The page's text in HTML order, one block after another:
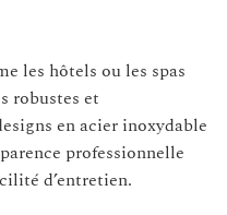
les hôtels ou les spas
robustes et
en acier inoxydable
professionnelle
d’entretien.